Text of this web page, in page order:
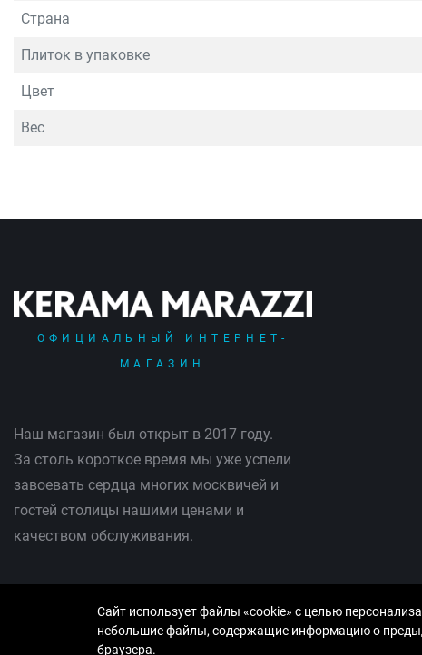
Страна
Плиток в упаковке
Цвет
Вес
ОФИЦИАЛЬНЫЙ ИНТЕРНЕТ-
МАГАЗИН
Наш магазин был открыт в 2017 году.
За столь короткое время мы уже успели
завоевать сердца многих москвичей и
гостей столицы нашими ценами и
качеством обслуживания.
© Copyright 2013-2026 KERAMA MARAZZI, ООО «Рутайл»
Сайт использует файлы «cookie» с целью
небольшие файлы, содержащие информацию о
браузера.